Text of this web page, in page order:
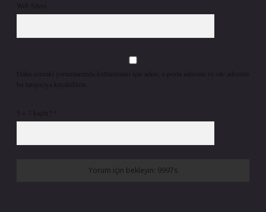
Web Sitesi
Daha sonraki yorumlarımda kullanılması için adım, e-posta adresim ve site adresim
bu tarayıcıya kaydedilsin.
5 + 3 kaçtır?